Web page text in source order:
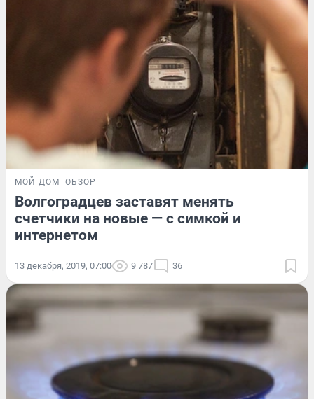
МОЙ ДОМ ОБЗОР
Волгоградцев заставят менять
счетчики на новые — с симкой и
интернетом
13 декабря, 2019, 07:00 9 787 36